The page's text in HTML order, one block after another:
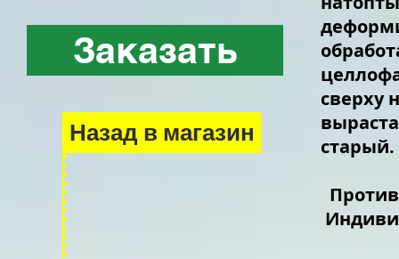
Заказать
Назад в магазин
сверху
старый.